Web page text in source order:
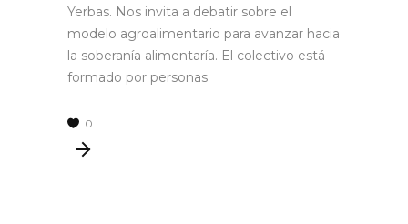
Yerbas. Nos invita a debatir sobre el
modelo agroalimentario para avanzar hacia
la soberanía alimentaría. El colectivo está
formado por personas
0